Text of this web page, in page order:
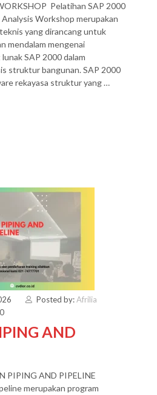
Pelatihan SAP 2000
Workshop merupakan
yang dirancang untuk
mendalam mengenai
SAP 2000 dalam
struktur bangunan. SAP 2000
rekayasa struktur yang …
Posted by:Afrilia
AND
PIPING AND PIPELINE
merupakan program